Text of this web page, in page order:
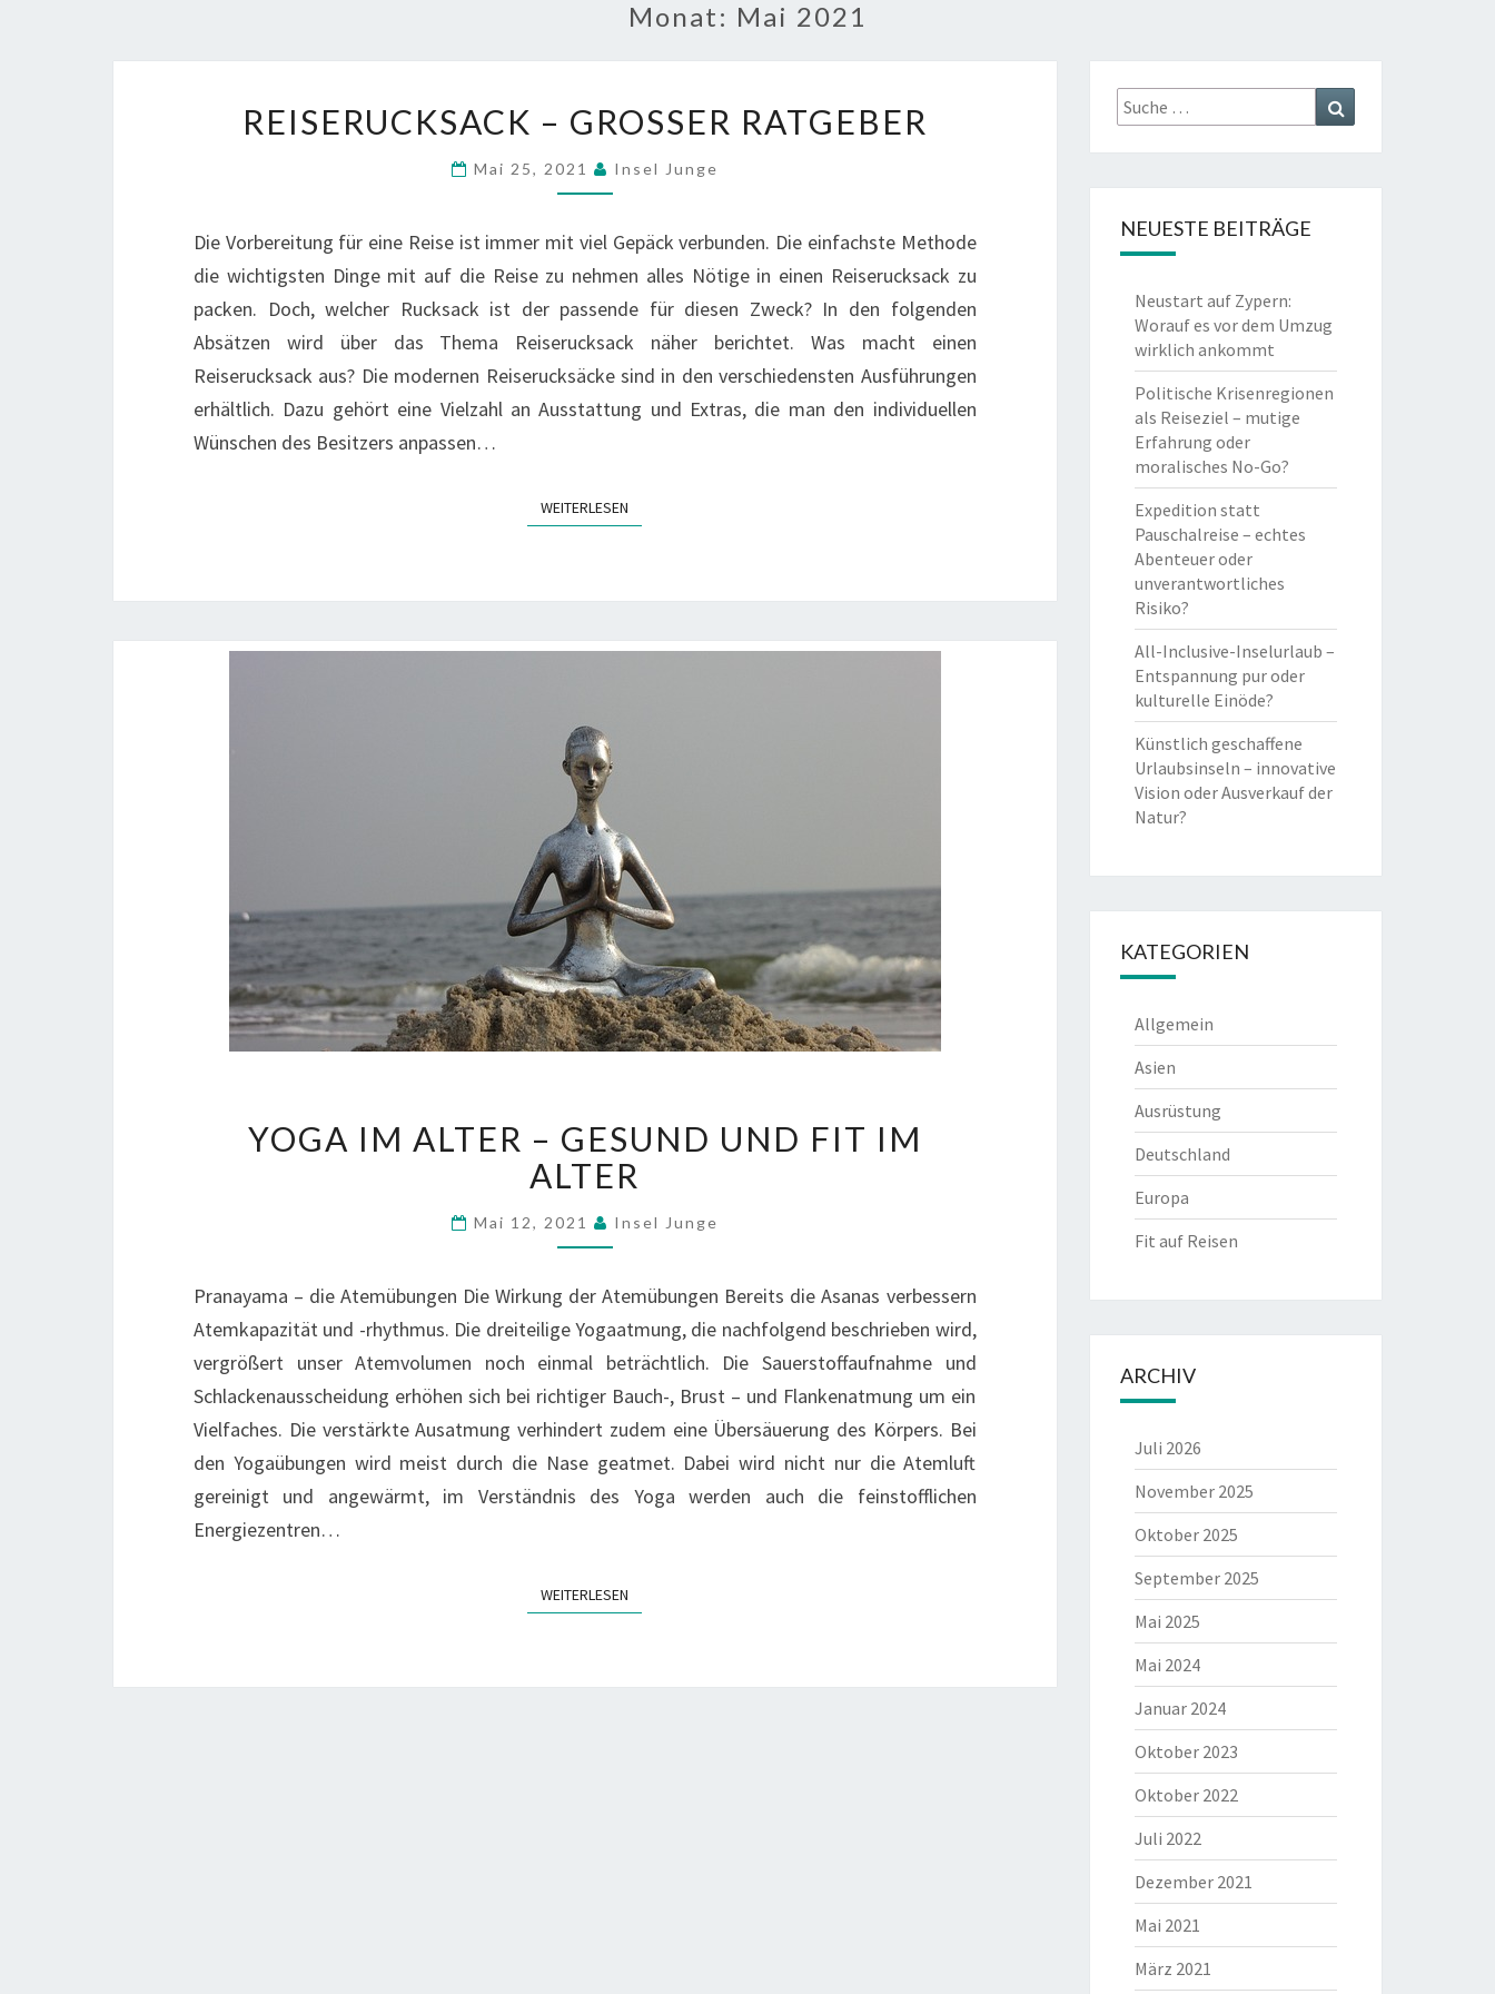
Monat: Mai 2021
–
ATGEBER
REISERUCKSACK – GROSSER RATGEBER
Mai 25, 2021 Insel Junge
Die Vorbereitung für eine Reise ist immer mit viel Gepäck verbunden. Die einfachste Methode
die wichtigsten Dinge mit auf die Reise zu nehmen alles Nötige in einen Reiserucksack zu
packen. Doch, welcher Rucksack ist der passende für diesen Zweck? In den folgenden
Absätzen wird über das Thema Reiserucksack näher berichtet. Was macht einen
Reiserucksack aus? Die modernen Reiserucksäcke sind in den verschiedensten Ausführungen
erhältlich. Dazu gehört eine Vielzahl an Ausstattung und Extras, die man den individuellen
Wünschen des Besitzers anpassen…
WEITERLESEN
IM
ALTER
GESUND
UND
IM
ALTER
YOGA IM ALTER – GESUND UND FIT IM
ALTER
Mai 12, 2021 Insel Junge
Pranayama – die Atemübungen Die Wirkung der Atemübungen Bereits die Asanas verbessern
Atemkapazität und -rhythmus. Die dreiteilige Yogaatmung, die nachfolgend beschrieben wird,
vergrößert unser Atemvolumen noch einmal beträchtlich. Die Sauerstoffaufnahme und
Schlackenausscheidung erhöhen sich bei richtiger Bauch-, Brust – und Flankenatmung um ein
Vielfaches. Die verstärkte Ausatmung verhindert zudem eine Übersäuerung des Körpers. Bei
den Yogaübungen wird meist durch die Nase geatmet. Dabei wird nicht nur die Atemluft
gereinigt und angewärmt, im Verständnis des Yoga werden auch die feinstofflichen
Energiezentren…
WEITERLESEN
Suche
nach:
NEUESTE BEITRÄGE
Neustart auf Zypern:
Worauf es vor dem Umzug
wirklich ankommt
Politische Krisenregionen
als Reiseziel – mutige
Erfahrung oder
moralisches No-Go?
Expedition statt
Pauschalreise – echtes
Abenteuer oder
unverantwortliches
Risiko?
All-Inclusive-Inselurlaub –
Entspannung pur oder
kulturelle Einöde?
Künstlich geschaffene
Urlaubsinseln – innovative
Vision oder Ausverkauf der
Natur?
KATEGORIEN
Allgemein
Asien
Ausrüstung
Deutschland
Europa
Fit auf Reisen
ARCHIV
Juli 2026
November 2025
Oktober 2025
September 2025
Mai 2025
Mai 2024
Januar 2024
Oktober 2023
Oktober 2022
Juli 2022
Dezember 2021
Mai 2021
März 2021